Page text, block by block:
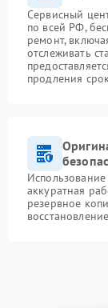
Сервисный
по всей РФ,
ремонт,
отслеживать
продления
аккуратная
резервное